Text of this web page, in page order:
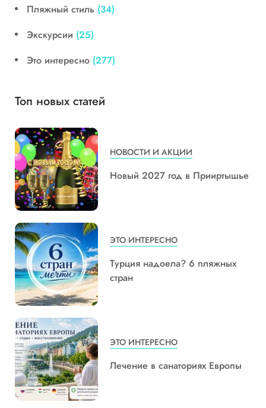
Пляжный стиль (34)
Экскурсии (25)
Это интересно (277)
Топ новых статей
НОВОСТИ И АКЦИИ
Новый 2027 год в Прииртышье
ЭТО ИНТЕРЕСНО
Турция надоела? 6 пляжных
стран
ЭТО ИНТЕРЕСНО
Лечение в санаториях Европы